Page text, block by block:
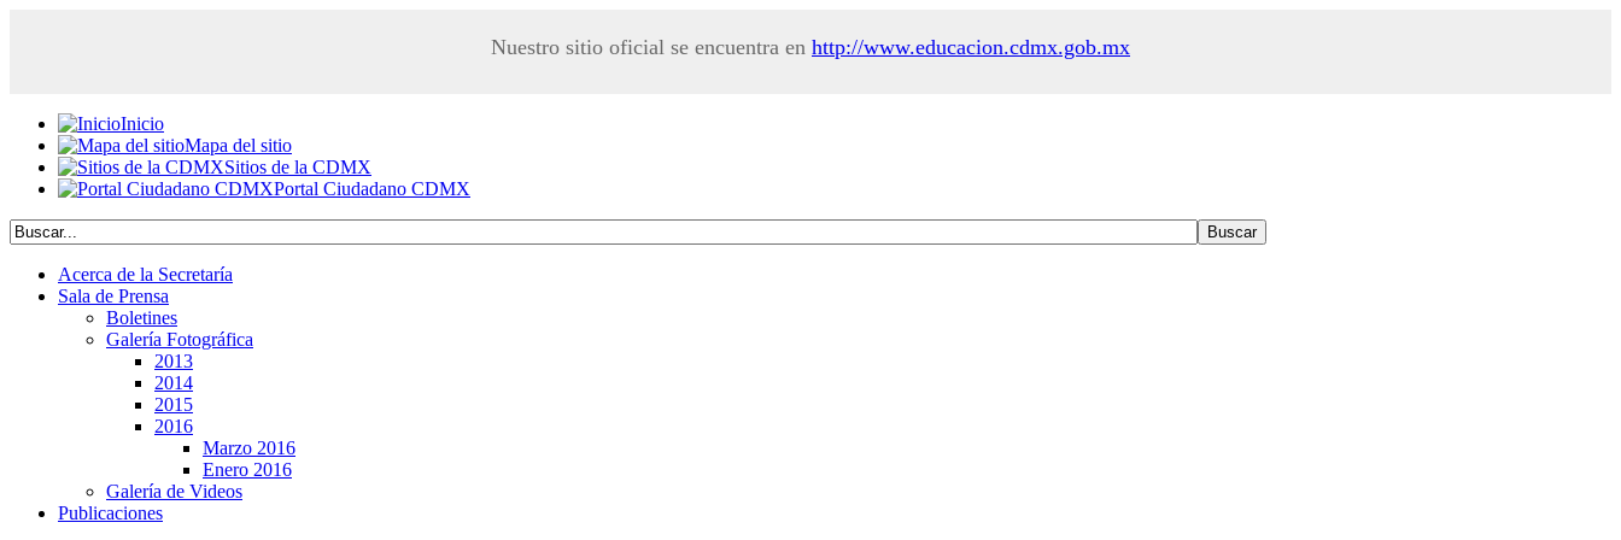
Nuestro sitio oficial se encuentra en http://www.educacion.cdmx.gob.mx
Inicio
Mapa del sitio
Sitios de la CDMX
Portal Ciudadano CDMX
Acerca de la Secretaría
Sala de Prensa
Boletines
Galería Fotográfica
2013
2014
2015
2016
Marzo 2016
Enero 2016
Galería de Videos
Publicaciones